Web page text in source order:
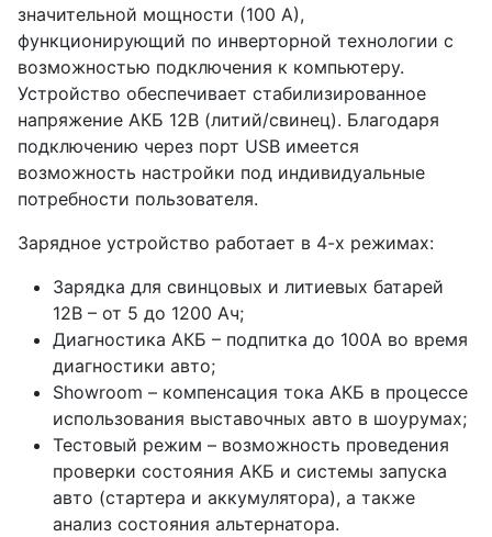
значительной мощности (100 А),
функционирующий по инверторной технологии с
возможностью подключения к компьютеру.
Устройство обеспечивает стабилизированное
напряжение АКБ 12В (литий/свинец). Благодаря
подключению через порт USB имеется
возможность настройки под индивидуальные
потребности пользователя.
Зарядное устройство работает в 4-х режимах:
Зарядка для свинцовых и литиевых батарей
12В – от 5 до 1200 Ач;
Диагностика АКБ – подпитка до 100А во время
диагностики авто;
Showroom – компенсация тока АКБ в процессе
использования выставочных авто в шоурумах;
Тестовый режим – возможность проведения
проверки состояния АКБ и системы запуска
авто (стартера и аккумулятора), а также
анализ состояния альтернатора.